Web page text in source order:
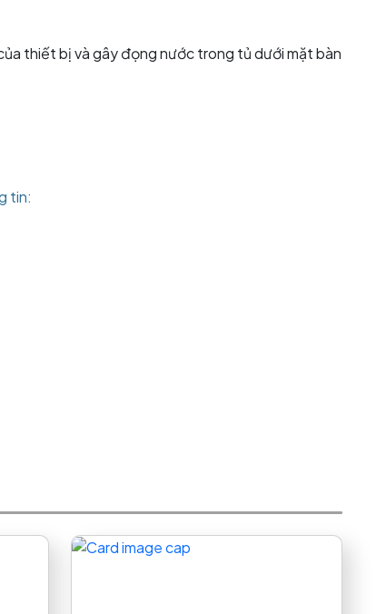
thiết bị và gây đọng nước trong tủ dưới mặt bàn
tin: